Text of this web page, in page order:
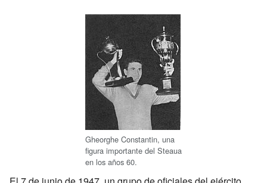
Gheorghe Constantin, una
figura importante del Steaua
en los años 60.